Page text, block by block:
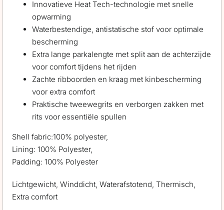
Innovatieve Heat Tech-technologie met snelle
opwarming
Waterbestendige, antistatische stof voor optimale
bescherming
Extra lange parkalengte met split aan de achterzijde
voor comfort tijdens het rijden
Zachte ribboorden en kraag met kinbescherming
voor extra comfort
Praktische tweewegrits en verborgen zakken met
rits voor essentiële spullen
Shell fabric:100% polyester,
Lining: 100% Polyester,
Padding: 100% Polyester
Lichtgewicht, Winddicht, Waterafstotend, Thermisch,
Extra comfort